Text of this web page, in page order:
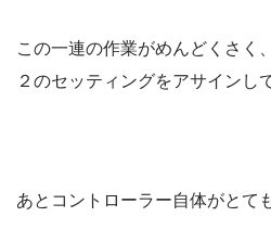
この一連の作業がめんどくさく
２のセッティングをアサインし
あとコントローラー自体がとて